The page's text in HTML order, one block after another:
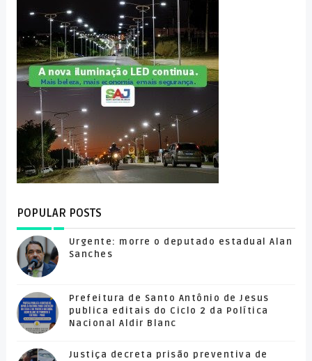
POPULAR POSTS
Urgente: morre o deputado estadual Alan
Sanches
Prefeitura de Santo Antônio de Jesus
publica editais do Ciclo 2 da Política
Nacional Aldir Blanc
Justiça decreta prisão preventiva de